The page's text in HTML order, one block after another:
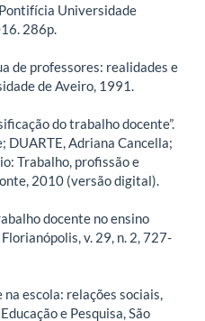
Universidade
286p.
de professores: realidades e
de Aveiro, 1991.
do trabalho docente”.
DUARTE, Adriana Cancella;
Trabalho, profissão e
2010 (versão digital).
docente no ensino
v. 29, n. 2, 727-
escola: relações sociais,
e Pesquisa, São